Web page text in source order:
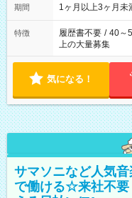
期間 1ヶ月以上3ヶ月未
特徴 履歴書不要 / 40～
上の大量募集
気になる！
サマソニなど人気
で働ける☆来社不要